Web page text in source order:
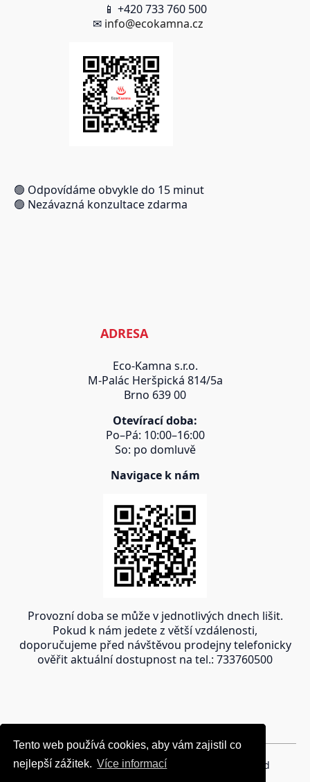
Tento web používá cookies, aby vám zajistil co
nejlepší zážitek. Více informací
Tento web používá cookies, aby vám zajistil co
nejlepší zážitek. Více informací
📱 +420 733 760 500
✉ info@ecokamna.cz
🟢 Odpovídáme obvykle do 15 minut
🟢 Nezávazná konzultace zdarma
ADRESA
Eco-Kamna s.r.o.
M-Palác Heršpická 814/5a
Brno 639 00
Otevírací doba:
Po–Pá: 10:00–16:00
So: po domluvě
Navigace k nám
Provozní doba se může v jednotlivých dnech lišit.
Pokud k nám jedete z větší vzdálenosti,
doporučujeme před návštěvou prodejny telefonicky
ověřit aktuální dostupnost na tel.: 733760500
Copyright © 2024 oravakrb.sk, All rights reserved